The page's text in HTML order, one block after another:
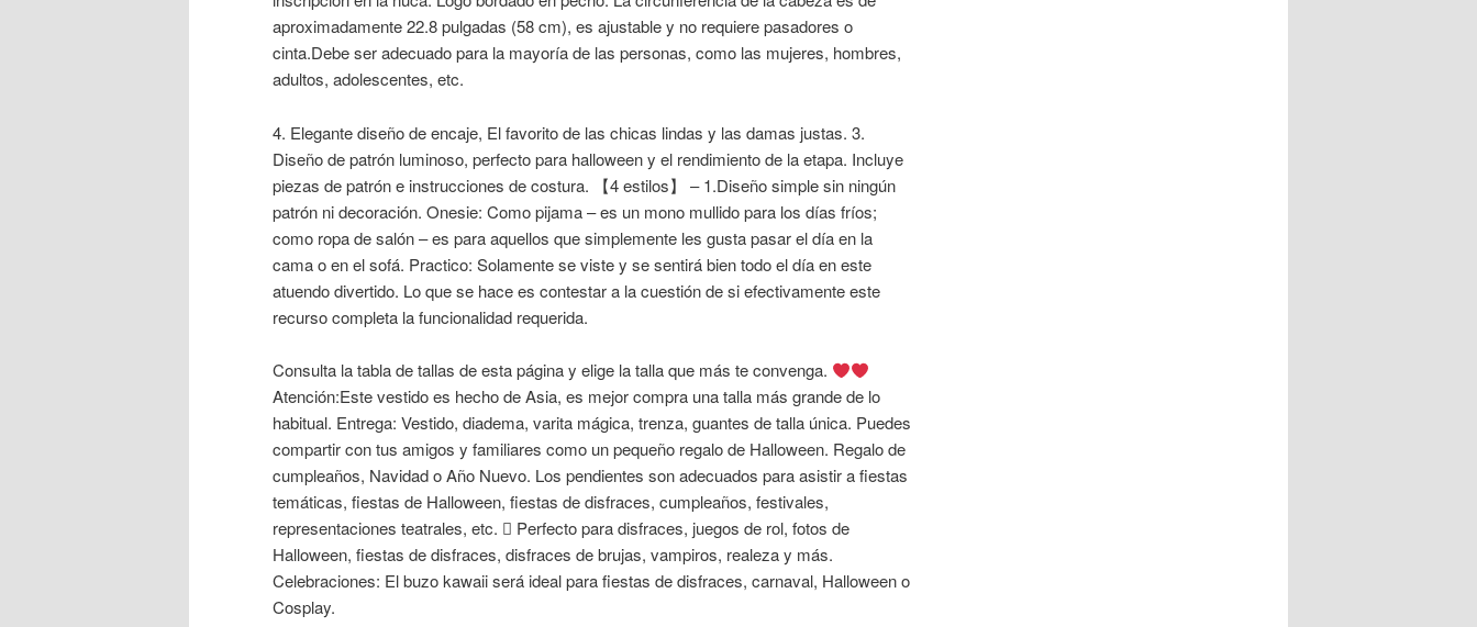
aproximadamente 22.8 pulgadas (58 cm), es ajustable y no requiere pasadores o
cinta.Debe ser adecuado para la mayoría de las personas, como las mujeres, hombres,
adultos, adolescentes, etc.
4. Elegante diseño de encaje, El favorito de las chicas lindas y las damas justas. 3.
Diseño de patrón luminoso, perfecto para halloween y el rendimiento de la etapa. Incluye
piezas de patrón e instrucciones de costura. 【4 estilos】 – 1.Diseño simple sin ningún
patrón ni decoración. Onesie: Como pijama – es un mono mullido para los días fríos;
como ropa de salón – es para aquellos que simplemente les gusta pasar el día en la
cama o en el sofá. Practico: Solamente se viste y se sentirá bien todo el día en este
atuendo divertido. Lo que se hace es contestar a la cuestión de si efectivamente este
recurso completa la funcionalidad requerida.
Consulta la tabla de tallas de esta página y elige la talla que más te convenga.
Atención:Este vestido es hecho de Asia, es mejor compra una talla más grande de lo
habitual. Entrega: Vestido, diadema, varita mágica, trenza, guantes de talla única. Puedes
compartir con tus amigos y familiares como un pequeño regalo de Halloween. Regalo de
cumpleaños, Navidad o Año Nuevo. Los pendientes son adecuados para asistir a fiestas
temáticas, fiestas de Halloween, fiestas de disfraces, cumpleaños, festivales,
representaciones teatrales, etc.  Perfecto para disfraces, juegos de rol, fotos de
Halloween, fiestas de disfraces, disfraces de brujas, vampiros, realeza y más.
Celebraciones: El buzo kawaii será ideal para fiestas de disfraces, carnaval, Halloween o
Cosplay.